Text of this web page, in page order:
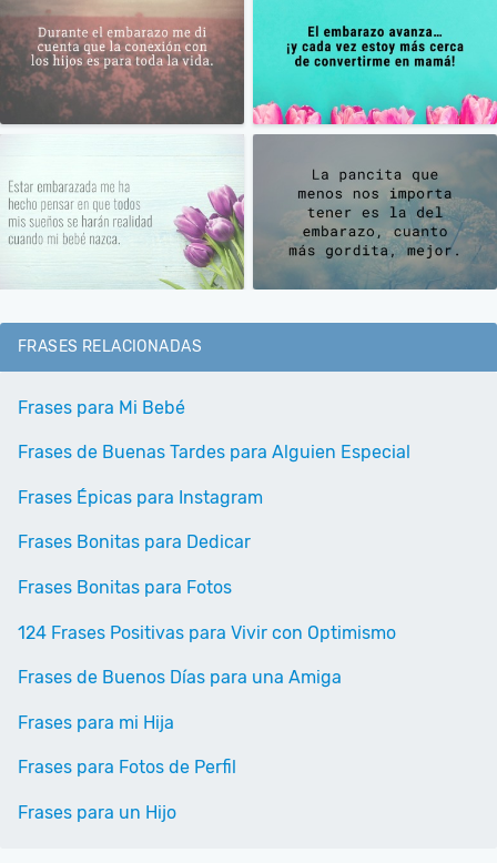
FRASES RELACIONADAS
Frases para Mi Bebé
Frases de Buenas Tardes para Alguien Especial
Frases Épicas para Instagram
Frases Bonitas para Dedicar
Frases Bonitas para Fotos
124 Frases Positivas para Vivir con Optimismo
Frases de Buenos Días para una Amiga
Frases para mi Hija
Frases para Fotos de Perfil
Frases para un Hijo